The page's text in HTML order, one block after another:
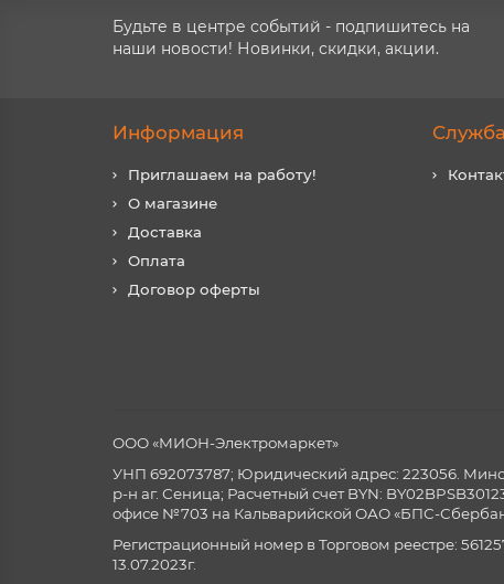
Будьте в центре событий - подпишитесь на
наши новости! Новинки, скидки, акции.
Информация
Приглашаем на работу!
О магазине
Доставка
Оплата
Договор оферты
ООО «МИОН-Электромаркет»
УНП 692073787; Юридический адрес: 223056.
р-н аг. Сеница; Расчетный счет BYN:
офисе №703 на Кальварийской ОАО «БПС-
Регистрационный номер в Торговом реестре:
13.07.2023г.